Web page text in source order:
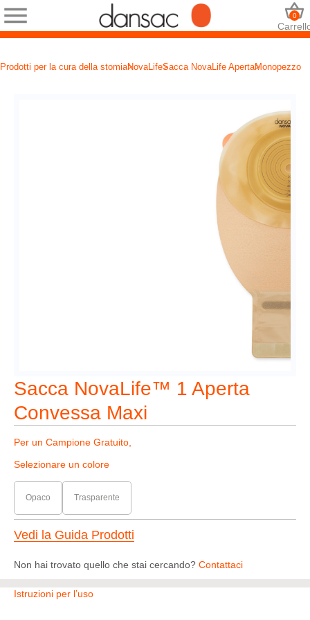
0
Prodotti per la cura della stomiaNovaLifeSacca NovaLife ApertaMonopezzo
Sacca NovaLife™ 1 Aperta
Convessa Maxi
Per un Campione Gratuito,
Selezionare un colore
Opaco Trasparente
Vedi la Guida Prodotti
Non hai trovato quello che stai cercando? Contattaci
Istruzioni per l’uso